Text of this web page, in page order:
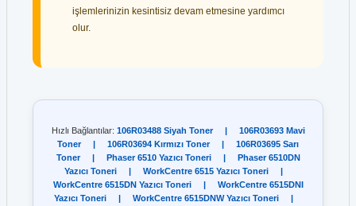
işlemlerinizin kesintisiz devam etmesine yardımcı
olur.
Hızlı Bağlantılar: 106R03488 Siyah Toner |
106R03693 Mavi
Toner
| 106R03694 Kırmızı Toner |
106R03695 Sarı
Toner
| Phaser 6510 Yazıcı Toneri |
Phaser 6510DN
Yazıcı Toneri
| WorkCentre 6515 Yazıcı Toneri
|
WorkCentre 6515DN Yazıcı Toneri
|
WorkCentre 6515DNI
Yazıcı Toneri
| WorkCentre 6515DNW Yazıcı Toneri
|